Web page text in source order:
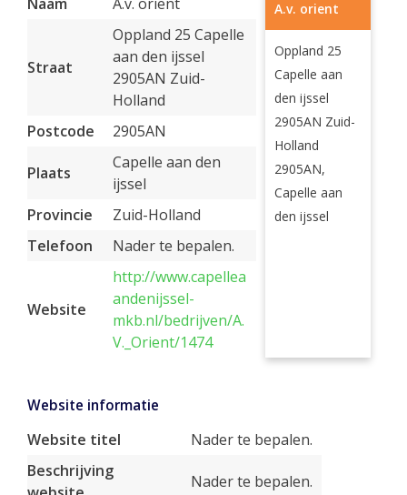
Straat
Oppland 25 Capelle
aan den ijssel
2905AN Zuid-
Holland
Postcode
2905AN
Plaats
Capelle aan den
ijssel
Provincie
Zuid-Holland
Telefoon
Nader te bepalen.
Website
http://www.capellea
andenijssel-
mkb.nl/bedrijven/A.
V._Orient/1474
A.v. orient
Oppland 25
Capelle aan
den ijssel
2905AN Zuid-
Holland
2905AN,
Capelle aan
den ijssel
Website informatie
Website titel
Nader te bepalen.
Beschrijving
Nader te bepalen.